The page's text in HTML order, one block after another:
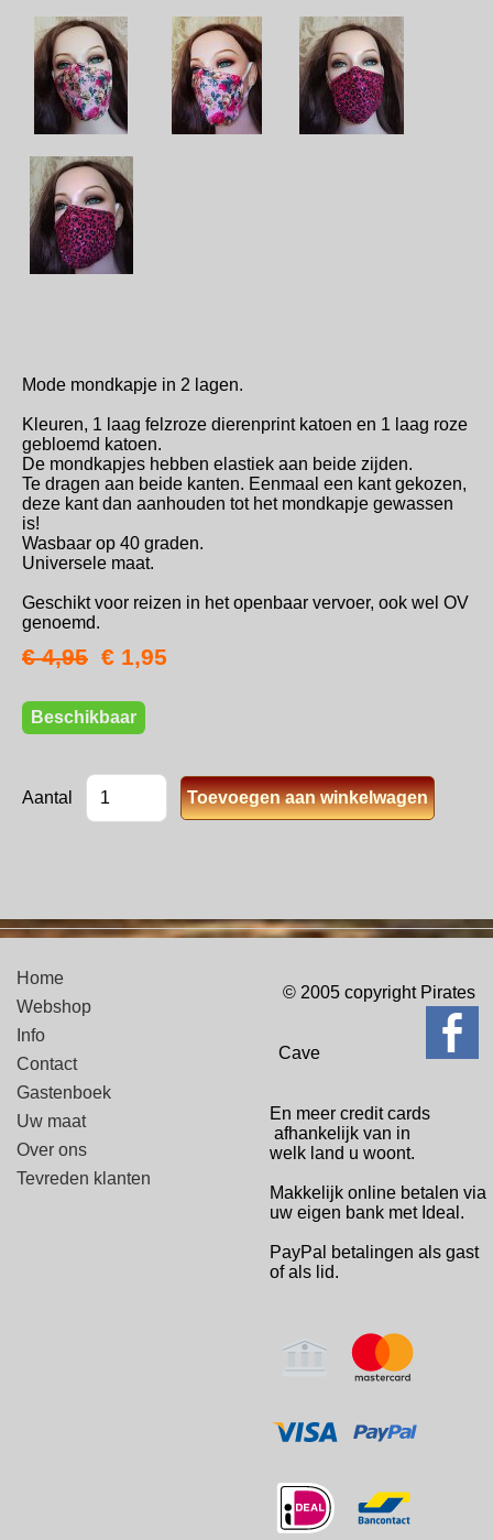
Mode mondkapje in 2 lagen.
Kleuren, 1 laag felzroze dierenprint katoen en 1 laag roze
gebloemd katoen.
De mondkapjes hebben elastiek aan beide zijden.
Te dragen aan beide kanten. Eenmaal een kant gekozen,
deze kant dan aanhouden tot het mondkapje gewassen
is!
Wasbaar op 40 graden.
Universele maat.
Geschikt voor reizen in het openbaar vervoer, ook wel OV
genoemd.
€ 4,95 € 1,95
Beschikbaar
Aantal
Home
Webshop
Info
Contact
Gastenboek
Uw maat
Over ons
Tevreden klanten
© 2005 copyright Pirates
Cave
En meer credit cards
afhankelijk van in
welk land u woont.
Makkelijk online betalen via
uw eigen bank met Ideal.
PayPal betalingen als gast
of als lid.